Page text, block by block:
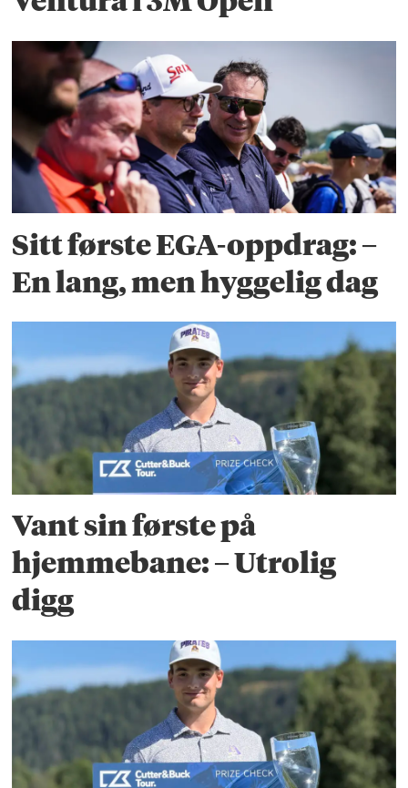
Sitt første EGA-oppdrag: –
En lang, men hyggelig dag
Vant sin første på
hjemmebane: – Utrolig
digg